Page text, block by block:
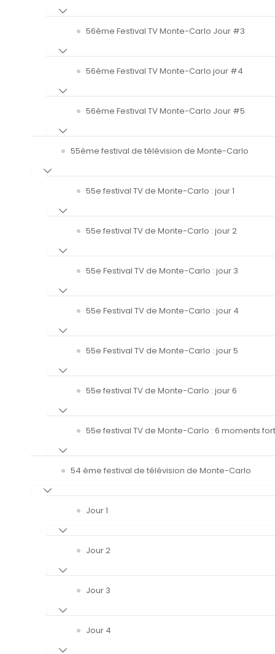
56ème Festival TV Monte-Carlo Jour #3
56ème Festival TV Monte-Carlo jour #4
56ème Festival TV Monte-Carlo Jour #5
55ème festival de télévision de Monte-Carlo
55e festival TV de Monte-Carlo : jour 1
55e festival TV de Monte-Carlo : jour 2
55e Festival TV de Monte-Carlo : jour 3
55e Festival TV de Monte-Carlo : jour 4
55e Festival TV de Monte-Carlo : jour 5
55e festival TV de Monte-Carlo : jour 6
55e festival TV de Monte-Carlo : 6 moments
54 ème festival de télévision de Monte-Carlo
Jour 1
Jour 2
Jour 3
Jour 4